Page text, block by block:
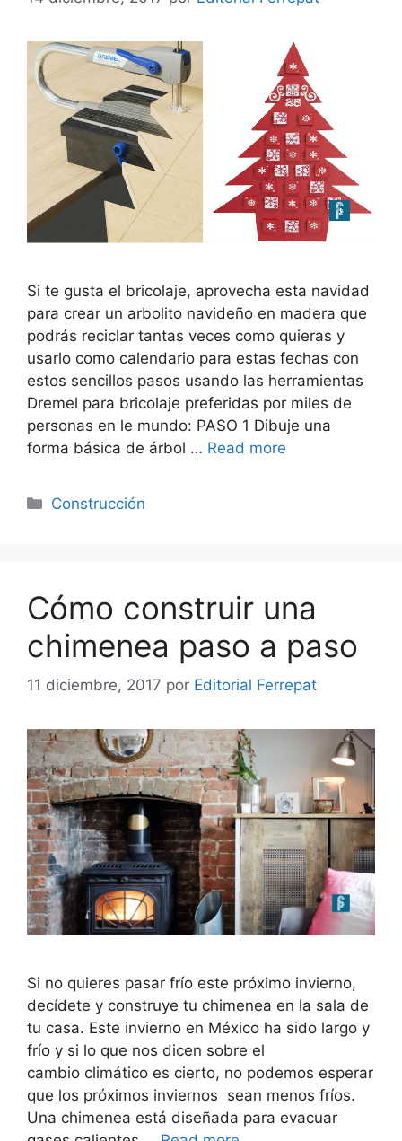
Si te gusta el bricolaje, aprovecha esta navidad
para crear un arbolito navideño en madera que
podrás reciclar tantas veces como quieras y
usarlo como calendario para estas fechas con
estos sencillos pasos usando las herramientas
Dremel para bricolaje preferidas por miles de
personas en le mundo: PASO 1 Dibuje una
forma básica de árbol … Read more
Categorías
Construcción
Cómo construir una
chimenea paso a paso
11 diciembre, 2017 por Editorial Ferrepat
Si no quieres pasar frío este próximo invierno,
decídete y construye tu chimenea en la sala de
tu casa. Este invierno en México ha sido largo y
frío y si lo que nos dicen sobre el
cambio climático es cierto, no podemos esperar
que los próximos inviernos sean menos fríos.
Una chimenea está diseñada para evacuar